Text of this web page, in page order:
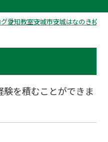
愛知教室安城市安城はなのき校の
を積むことができま